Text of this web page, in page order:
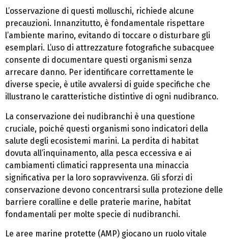
L’osservazione di questi molluschi, richiede alcune
precauzioni. Innanzitutto, è fondamentale rispettare
l’ambiente marino, evitando di toccare o disturbare gli
esemplari. L’uso di attrezzature fotografiche subacquee
consente di documentare questi organismi senza
arrecare danno. Per identificare correttamente le
diverse specie, è utile avvalersi di guide specifiche che
illustrano le caratteristiche distintive di ogni nudibranco.
La conservazione dei nudibranchi è una questione
cruciale, poiché questi organismi sono indicatori della
salute degli ecosistemi marini. La perdita di habitat
dovuta all’inquinamento, alla pesca eccessiva e ai
cambiamenti climatici rappresenta una minaccia
significativa per la loro sopravvivenza. Gli sforzi di
conservazione devono concentrarsi sulla protezione delle
barriere coralline e delle praterie marine, habitat
fondamentali per molte specie di nudibranchi.
Le aree marine protette (AMP) giocano un ruolo vitale